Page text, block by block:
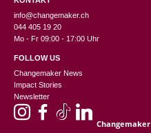
info@changemaker.ch
044 405 19 20
Mo - Fr 09:00 - 17:00 Uhr
FOLLOW US
Changemaker News
Impact Stories
Newsletter
Changemaker